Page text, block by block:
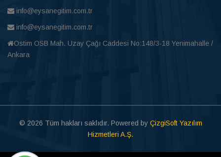
info@eysanegitim.com.tr
info@eysanegitim.com.tr
Ostim OSB Mah. Uzay Çağı Caddesi No:148/3-18 Yenimahalle /
Ankara
© 2026 Tüm hakları saklıdır. Powered by ÇizgiSoft Yazılım
Hizmetleri A.Ş.